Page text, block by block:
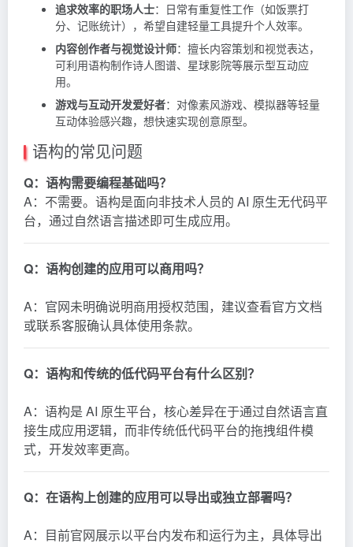
追求效率的职场人士：日常有重复性工作（如饭票打
分、记账统计），希望自建轻量工具提升个人效率。
内容创作者与视觉设计师：擅长内容策划和视觉表达，
可利用语构制作诗人图谱、星球影院等展示型互动应
用。
游戏与互动开发爱好者：对像素风游戏、模拟器等轻量
互动体验感兴趣，想快速实现创意原型。
语构的常见问题
Q：语构需要编程基础吗？
A：不需要。语构是面向非技术人员的 AI 原生无代码平
台，通过自然语言描述即可生成应用。
Q：语构创建的应用可以商用吗？
A：官网未明确说明商用授权范围，建议查看官方文档
或联系客服确认具体使用条款。
Q：语构和传统的低代码平台有什么区别？
A：语构是 AI 原生平台，核心差异在于通过自然语言直
接生成应用逻辑，而非传统低代码平台的拖拽组件模
式，开发效率更高。
Q：在语构上创建的应用可以导出或独立部署吗？
A：目前官网展示以平台内发布和运行为主，具体导出